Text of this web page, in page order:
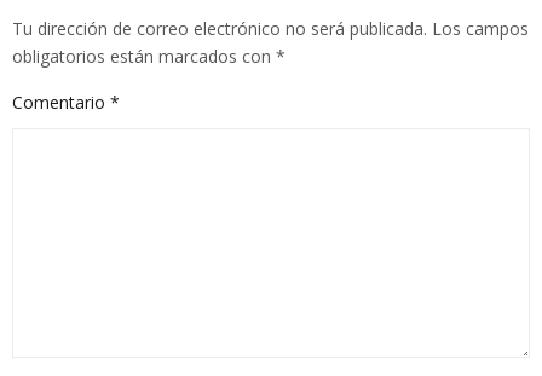
Tu dirección de correo electrónico no será publicada. Los campos
obligatorios están marcados con *
Comentario *